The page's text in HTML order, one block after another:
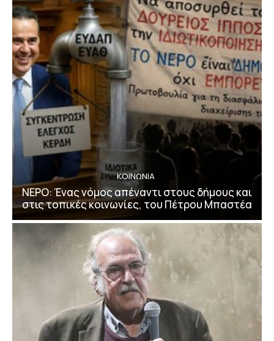
ΚΟΙΝΩΝΙΑ
ΝΕΡΟ: Ένας νόμος απέναντι στους δήμους και
στις τοπικές κοινωνίες, του Πέτρου Μπαστέα